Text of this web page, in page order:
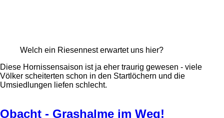
Welch ein Riesennest erwartet uns hier?
Diese Hornissensaison ist ja eher traurig gewesen - viele
Völker scheiterten schon in den Startlöchern und die
Umsiedlungen liefen schlecht.
Obacht - Grashalme im Weg!